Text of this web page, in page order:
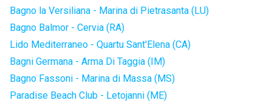
Bagno la Versiliana - Marina di Pietrasanta (LU)
Bagno Balmor - Cervia (RA)
Lido Mediterraneo - Quartu Sant'Elena (CA)
Bagni Germana - Arma Di Taggia (IM)
Bagno Fassoni - Marina di Massa (MS)
Paradise Beach Club - Letojanni (ME)